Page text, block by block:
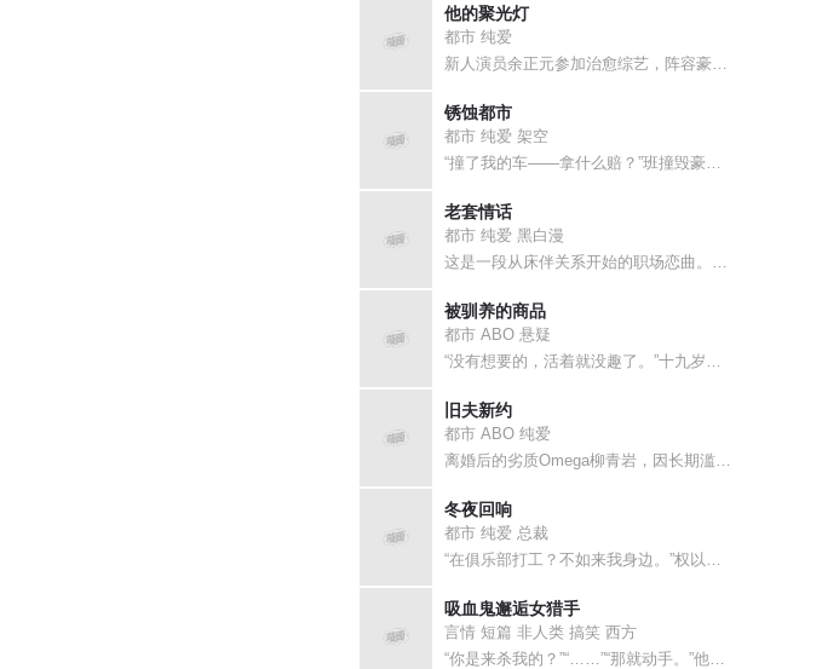
他的聚光灯
都市 纯爱
新人演员余正元参加治愈综艺，阵容豪华，他紧张得失眠——直到权海云登场。
锈蚀都市
都市 纯爱 架空
“撞了我的车——拿什么赔？”班撞毁豪车，本该死在巷子里。雷伊冲出来替他
老套情话
都市 纯爱 黑白漫
这是一段从床伴关系开始的职场恋曲。柴由希奉行“非恋爱主义”，却和后辈世
被驯养的商品
都市 ABO 悬疑
“没有想要的，活着就没趣了。”十九岁的优等Omega郑熙延，被爷爷当成
旧夫新约
都市 ABO 纯爱
离婚后的劣质Omega柳青岩，因长期滥用抑制剂被宣判无法生育。前夫文道
冬夜回响
都市 纯爱 总裁
“在俱乐部打工？不如来我身边。”权以贤被抵在后台时，才认出眼前这位“泰
吸血鬼邂逅女猎手
言情 短篇 非人类 搞笑 西方
“你是来杀我的？”“……”“那就动手。”他摊开手，露出脖颈，“可你的刀